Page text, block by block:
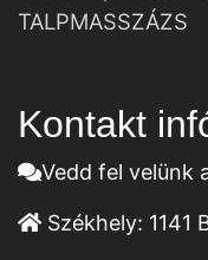
TALPMASSZÁZS
Kontakt
Vedd fel velünk
Székhely: 1141